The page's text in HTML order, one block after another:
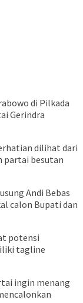
di Pilkada
Gerindra
dilihat dari
partai besutan
Andi Bebas
calon Bupati dan
potensi
tagline
ingin menang